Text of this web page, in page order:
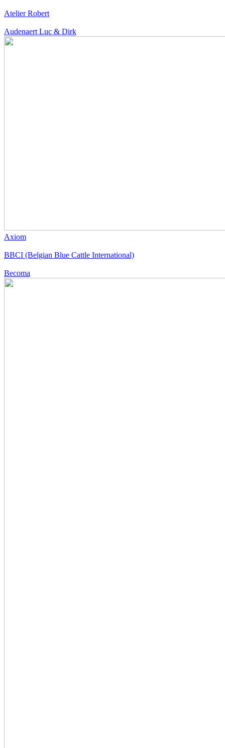
Atelier Robert
Audenaert Luc & Dirk
Axiom
BBCI (Belgian Blue Cattle International)
Becoma